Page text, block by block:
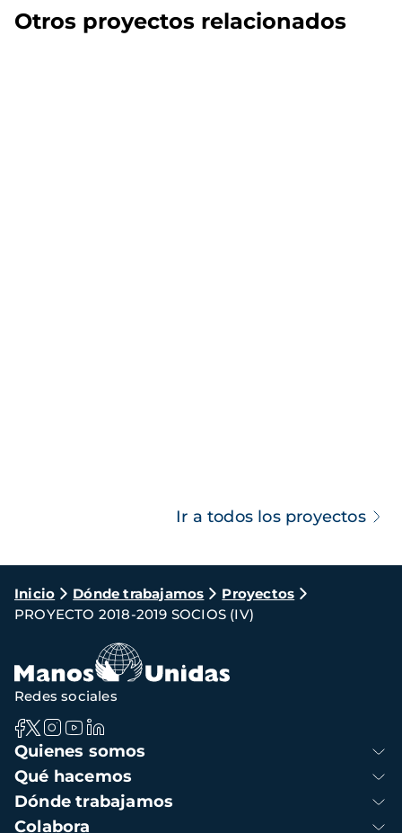
Otros proyectos relacionados
Ir a todos los proyectos
Ruta
de
navegación
Inicio Dónde trabajamos
Proyectos
PROYECTO 2018-2019 SOCIOS (IV)
Navegación
principal
Quienes somos
Qué hacemos
Dónde trabajamos
Colabora
Redes sociales